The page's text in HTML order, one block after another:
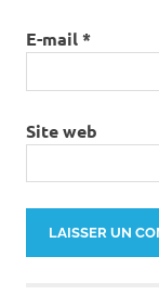
E-mail*
Site web